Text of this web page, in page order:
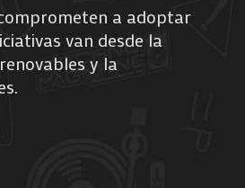
a adoptar
van desde la
y la